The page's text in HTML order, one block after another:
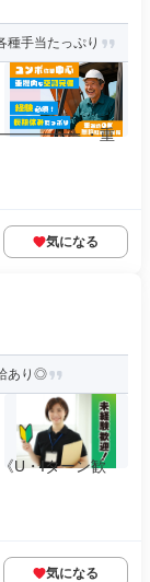
種手当たっぷり
・重
気になる
あり◎
U・Iターン歓
気になる